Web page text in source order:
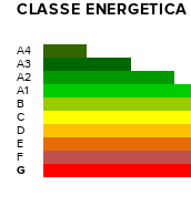
CLASSE ENERGETICA
A4
A3
A2
A1
B
C
D
E
F
G